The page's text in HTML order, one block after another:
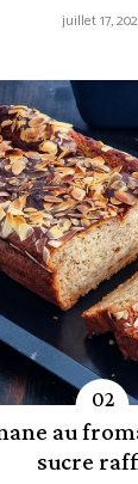
juillet 17,
au
sucre